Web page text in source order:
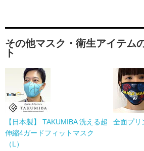
その他マスク・衛生アイテム
ト
【日本製】 TAKUMIBA 洗える超
伸縮4ガードフィットマスク
（L）
全面プリ